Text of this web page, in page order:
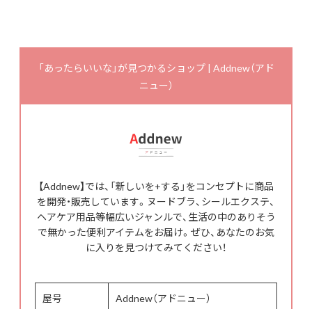
「あったらいいな」が見つかるショップ | Addnew（アド
ニュー）
【Addnew】では、「新しいを+する」をコンセプトに商品
を開発・販売しています。ヌードブラ、シールエクステ、
ヘアケア用品等幅広いジャンルで、生活の中のありそう
で無かった便利アイテムをお届け。ぜひ、あなたのお気
に入りを見つけてみてください！
屋号 Addnew（アドニュー）